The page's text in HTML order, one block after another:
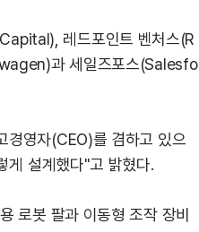
레드포인트 벤처스(R
과 세일즈포스(Salesfo
경영자(CEO)를 겸하고 있으
게 설계했다"고 밝혔다.
로봇 팔과 이동형 조작 장비